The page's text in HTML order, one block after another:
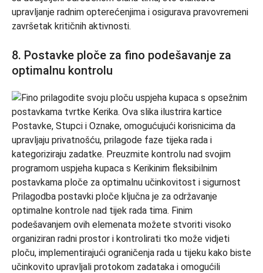
upravljanje radnim opterećenjima i osigurava pravovremeni
završetak kritičnih aktivnosti.
8. Postavke ploče za fino podešavanje za
optimalnu kontrolu
Prilagodba postavki ploče ključna je za održavanje
optimalne kontrole nad tijek rada tima. Finim
podešavanjem ovih elemenata možete stvoriti visoko
organiziran radni prostor i kontrolirati tko može vidjeti
ploču, implementirajući ograničenja rada u tijeku kako biste
učinkovito upravljali protokom zadataka i omogućili